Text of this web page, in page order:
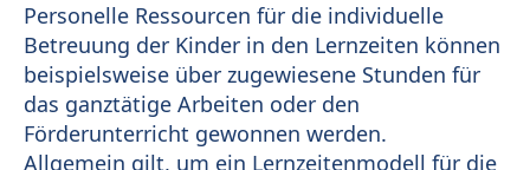
Personelle Ressourcen für die individuelle
Betreuung der Kinder in den Lernzeiten können
beispielsweise über zugewiesene Stunden für
das ganztätige Arbeiten oder den
Förderunterricht gewonnen werden.
Allgemein gilt, um ein Lernzeitenmodell für die